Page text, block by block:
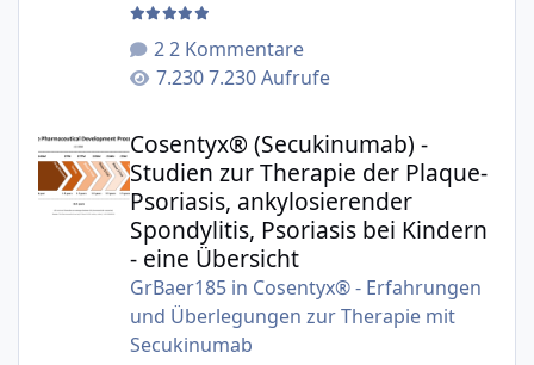
2 Kommentare
7.230 Aufrufe
Cosentyx® (Secukinumab) -
Studien zur Therapie der Plaque-
Psoriasis, ankylosierender
Spondylitis, Psoriasis bei Kindern
- eine Übersicht
GrBaer185in Cosentyx® - Erfahrungen
und Überlegungen zur Therapie mit
Secukinumab